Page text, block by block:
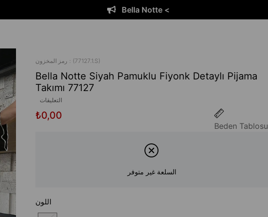
رمز المخزون (77127.1.S)
Bella Notte Siyah Pamuklu Fiyonk Detaylı Pijama
Takımı 77127
التعليقات
₺0,00
Beden Tablosu
السلعة غير متوفر
اللون